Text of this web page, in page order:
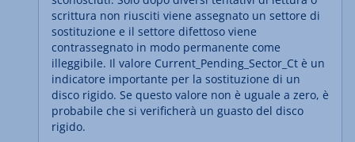
scrittura non riusciti viene assegnato un settore di
sostituzione e il settore difettoso viene
contrassegnato in modo permanente come
illeggibile. Il valore Current_Pending_Sector_Ct è un
indicatore importante per la sostituzione di un
disco rigido. Se questo valore non è uguale a zero, è
probabile che si verificherà un guasto del disco
rigido.